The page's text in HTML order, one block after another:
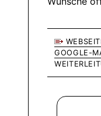
GOOGLE-